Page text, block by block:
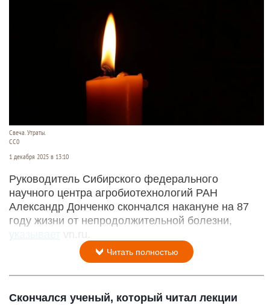
Свеча. Утраты.
СС0
1 декабря 2025 в 13:10
Руководитель Сибирского федерального
научного центра агробиотехнологий РАН
Александр Донченко скончался накануне на 87
году жизни от непродолжительной болезни,
указывает
Читать полностью
Скончался ученый, который читал лекции